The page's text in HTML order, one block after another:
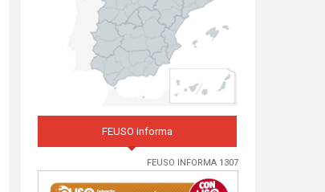
FEUSO informa
FEUSO INFORMA 1307